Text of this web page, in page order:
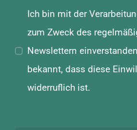
Ich bin mit der
zum Zweck des
Newslettern
bekannt, dass diese
widerruflich ist.